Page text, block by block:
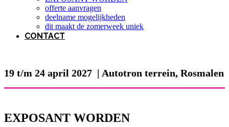
offerte aanvragen
deelname mogelijkheden
dit maakt de zomerweek uniek
CONTACT
19 t/m 24 april 2027 | Autotron terrein, Rosmalen
EXPOSANT WORDEN